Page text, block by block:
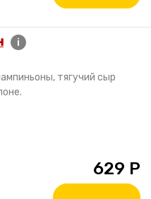
i
тягучий сыр
629 Р